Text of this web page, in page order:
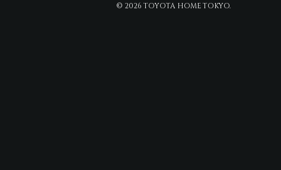
© 2026 TOYOTA HOME TOKYO.